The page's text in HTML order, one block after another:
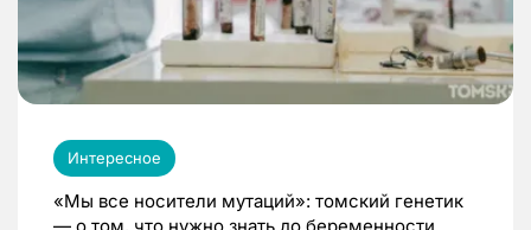
Интересное
«Мы все носители мутаций»: томский генетик
— о том, что нужно знать до беременности